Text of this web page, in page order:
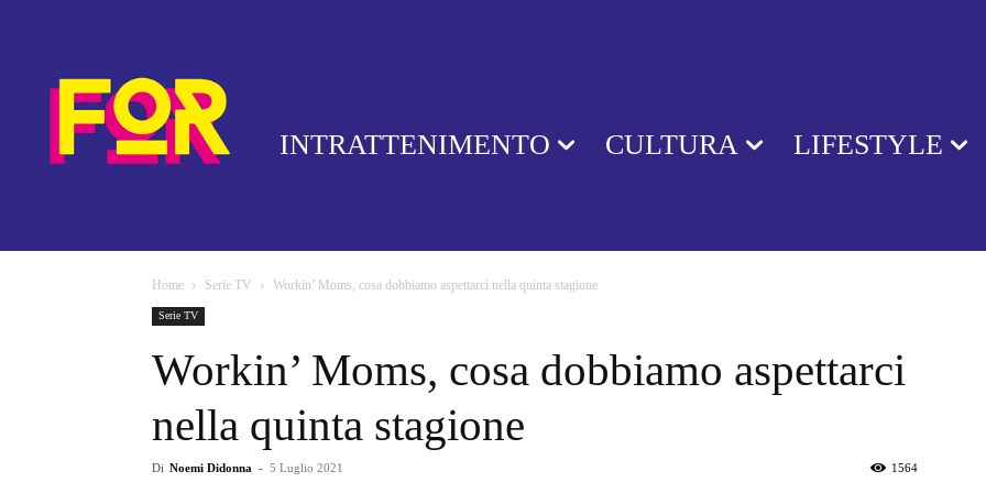
INTRATTENIMENTO CULTURA LIFESTYLE
Home Serie TV Workin’ Moms, cosa dobbiamo aspettarci nella quinta stagione
Serie TV
Workin’ Moms, cosa dobbiamo aspettarci
nella quinta stagione
Di Noemi Didonna - 5 Luglio 2021 1564